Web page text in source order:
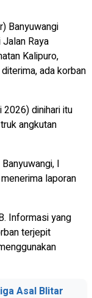
Banyuwangi
Jalan Raya
Kalipuro,
ada korban
2026) dinihari itu
angkutan
I
laporan
Informasi yang
terjepit
Asal Blitar